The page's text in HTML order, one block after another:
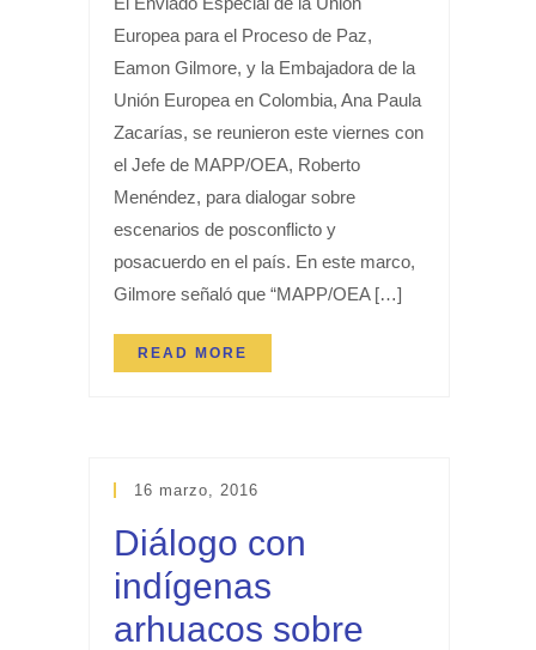
Europea para el Proceso de Paz,
Eamon Gilmore, y la Embajadora de la
Unión Europea en Colombia, Ana Paula
Zacarías, se reunieron este viernes con
el Jefe de MAPP/OEA, Roberto
Menéndez, para dialogar sobre
escenarios de posconflicto y
posacuerdo en el país. En este marco,
Gilmore señaló que “MAPP/OEA […]
READ MORE
16 marzo, 2016
Diálogo con
indígenas
arhuacos sobre